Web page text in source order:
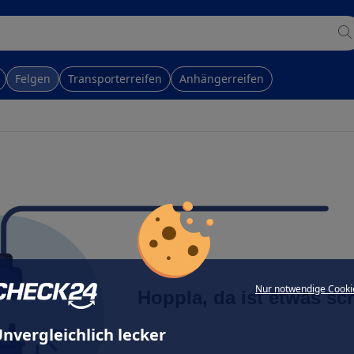
Nur notwendige
lecker
Felgen Transporterreifen Anhängerreifen
Hoppla, da ist etwas